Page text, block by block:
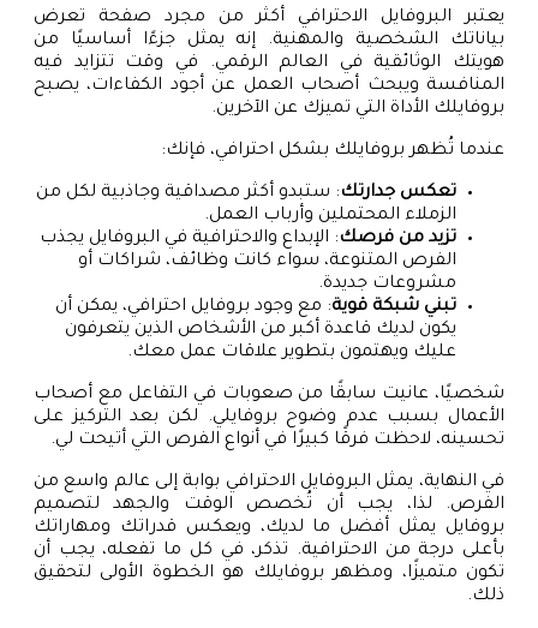
يعتبر البروفايل الاحترافي أكثر من مجرد صفحة تعرض
بياناتك الشخصية والمهنية. إنه يمثل جزءًا أساسيًا من
هويتك الوثائقية في العالم الرقمي. في وقت تتزايد فيه
المنافسة ويبحث أصحاب العمل عن أجود الكفاءات، يصبح
بروفايلك الأداة التي تميزك عن الآخرين.
عندما تُظهر بروفايلك بشكل احترافي، فإنك:
تعكس جدارتك: ستبدو أكثر مصداقية وجاذبية لكل من
الزملاء المحتملين وأرباب العمل.
تزيد من فرصك: الإبداع والاحترافية في البروفايل يجذب
الفرص المتنوعة، سواء كانت وظائف، شراكات أو
مشروعات جديدة.
تبني شبكة قوية: مع وجود بروفايل احترافي، يمكن أن
يكون لديك قاعدة أكبر من الأشخاص الذين يتعرفون
عليك ويهتمون بتطوير علاقات عمل معك.
شخصيًا، عانيت سابقًا من صعوبات في التفاعل مع أصحاب
الأعمال بسبب عدم وضوح بروفايلي. لكن بعد التركيز على
تحسينه، لاحظت فرقًا كبيرًا في أنواع الفرص التي أتيحت لي.
في النهاية، يمثل البروفايل الاحترافي بوابة إلى عالم واسع من
الفرص. لذا، يجب أن تُخصص الوقت والجهد لتصميم
بروفايل يمثل أفضل ما لديك، ويعكس قدراتك ومهاراتك
بأعلى درجة من الاحترافية. تذكر، في كل ما تفعله، يجب أن
تكون متميزًا، ومظهر بروفايلك هو الخطوة الأولى لتحقيق
ذلك.